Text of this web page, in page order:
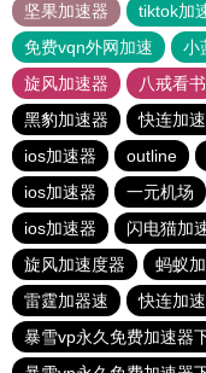
坚果加速器
tiktok加
免费vqn外网加速
小
旋风加速器
八戒看书
黑豹加速器
快连加
ios加速器
outline
ios加速器
一元机场
ios加速器
闪电猫加
旋风加速度器
蚂蚁
雷霆加器速
快连加
暴雪vp永久免费加速器